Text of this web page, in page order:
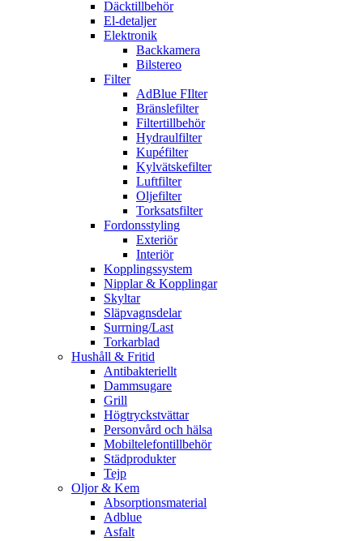
Däcktillbehör
El-detaljer
Elektronik
Backkamera
Bilstereo
Filter
AdBlue FIlter
Bränslefilter
Filtertillbehör
Hydraulfilter
Kupéfilter
Kylvätskefilter
Luftfilter
Oljefilter
Torksatsfilter
Fordonsstyling
Exteriör
Interiör
Kopplingssystem
Nipplar & Kopplingar
Skyltar
Släpvagnsdelar
Surrning/Last
Torkarblad
Hushåll & Fritid
Antibakteriellt​
Dammsugare
Grill
Högtryckstvättar
Personvård och hälsa
Mobiltelefontillbehör
Städprodukter
Tejp
Oljor & Kem
Absorptionsmaterial
Adblue
Asfalt